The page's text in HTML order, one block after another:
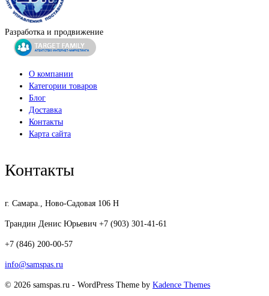
Разработка и продвижение
О компании
Категории товаров
Блог
Доставка
Контакты
Карта сайта
Контакты
г. Самара., Ново-Садовая 106 Н
Трандин Денис Юрьевич +7 (903) 301-41-61
+7 (846) 200-00-57
info@samspas.ru
© 2026 samspas.ru - WordPress Theme by Kadence Themes